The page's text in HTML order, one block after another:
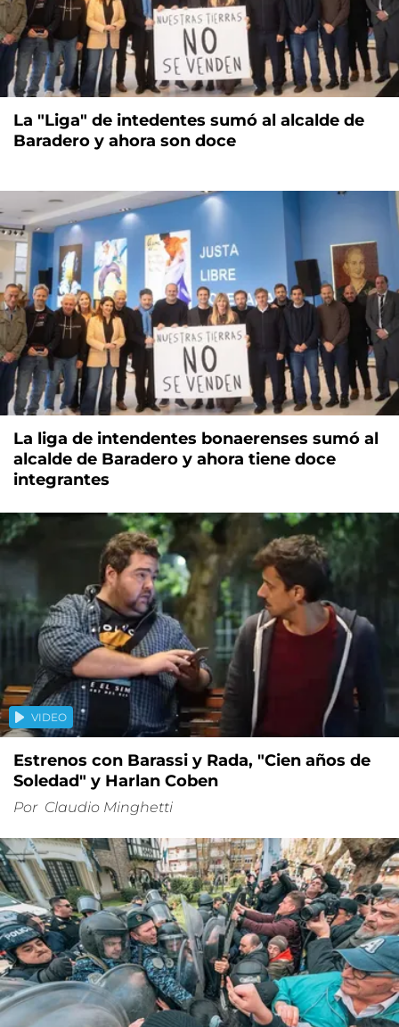
La "Liga" de intedentes sumó al alcalde de
Baradero y ahora son doce
La liga de intendentes bonaerenses sumó al
alcalde de Baradero y ahora tiene doce
integrantes
VIDEO
Estrenos con Barassi y Rada, "Cien años de
Soledad" y Harlan Coben
Por Claudio Minghetti